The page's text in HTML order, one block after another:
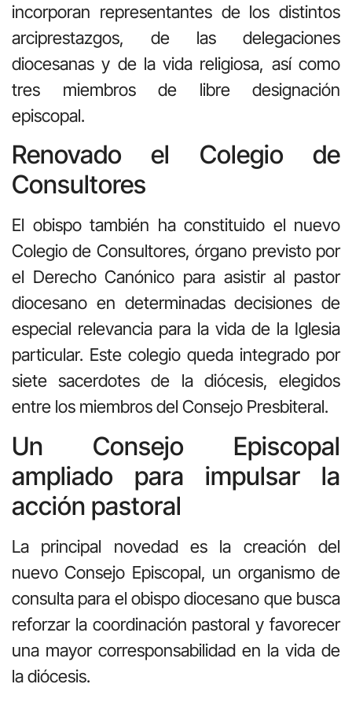
incorporan representantes de los distintos
arciprestazgos, de las delegaciones
diocesanas y de la vida religiosa, así como
tres miembros de libre designación
episcopal.
Renovado el Colegio de
Consultores
El obispo también ha constituido el nuevo
Colegio de Consultores, órgano previsto por
el Derecho Canónico para asistir al pastor
diocesano en determinadas decisiones de
especial relevancia para la vida de la Iglesia
particular. Este colegio queda integrado por
siete sacerdotes de la diócesis, elegidos
entre los miembros del Consejo Presbiteral.
Un Consejo Episcopal
ampliado para impulsar la
acción pastoral
La principal novedad es la creación del
nuevo Consejo Episcopal, un organismo de
consulta para el obispo diocesano que busca
reforzar la coordinación pastoral y favorecer
una mayor corresponsabilidad en la vida de
la diócesis.